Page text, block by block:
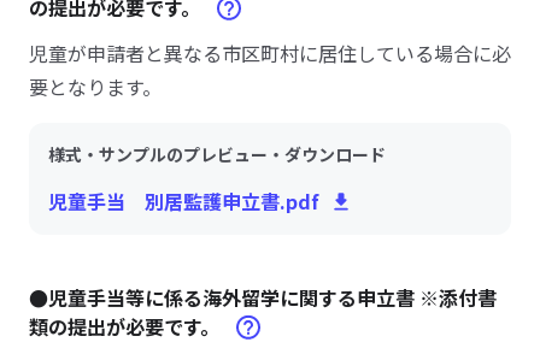
の提出が必要です。
児童が申請者と異なる市区町村に居住している場合に必
要となります。
様式・サンプルのプレビュー・ダウンロード
児童手当 別居監護申立書.pdf
●児童手当等に係る海外留学に関する申立書 ※添付書
類の提出が必要です。